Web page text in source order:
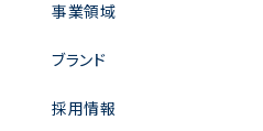
事業領域
ブランド
採用情報